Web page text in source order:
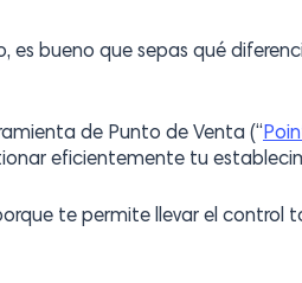
bueno que sepas qué
de Punto de Venta (“
eficientemente tu
te permite llevar el control